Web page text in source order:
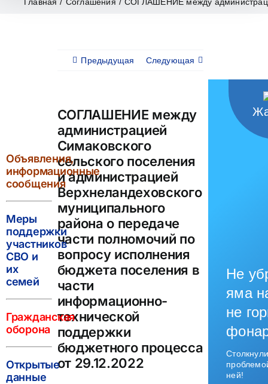
Предыдущая Следующая
СОГЛАШЕНИЕ между
администрацией
Симаковского
сельского поселения
и администрацией
Верхнеландеховского
муниципального
района о передаче
части полномочий по
вопросу исполнения
бюджета поселения в
части
информационно-
технической
поддержки
бюджетного процесса
от 29.12.2022
Объявления,
информационные
сообщения
Меры
поддержки
участников
СВО и
их
семей
Гражданская
оборона
Открытые
данные
Не
яма
не
ней!